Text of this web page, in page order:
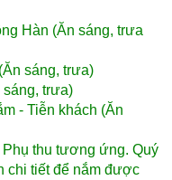
Hàn (Ăn sáng, trưa
sáng, trưa)
trưa)
- Tiễn khách (Ăn
thu tương ứng. Quý
chi tiết để nắm được